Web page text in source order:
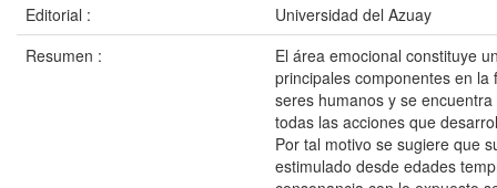
Editorial :
Universidad del Azuay
Resumen :
El área emocional constituye
principales componentes en la
seres humanos y se
todas las acciones que
Por tal motivo se sugiere que
estimulado desde edades